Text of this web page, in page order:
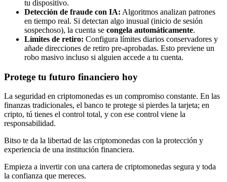
tu dispositivo.
Detección de fraude con IA: Algoritmos analizan patrones
en tiempo real. Si detectan algo inusual (inicio de sesión
sospechoso), la cuenta se congela automáticamente.
Límites de retiro: Configura límites diarios conservadores y
añade direcciones de retiro pre-aprobadas. Esto previene un
robo masivo incluso si alguien accede a tu cuenta.
Protege tu futuro financiero hoy
La seguridad en criptomonedas es un compromiso constante. En las
finanzas tradicionales, el banco te protege si pierdes la tarjeta; en
cripto, tú tienes el control total, y con ese control viene la
responsabilidad.
Bitso te da la libertad de las criptomonedas con la protección y
experiencia de una institución financiera.
Empieza a invertir con una cartera de criptomonedas segura y toda
la confianza que mereces.